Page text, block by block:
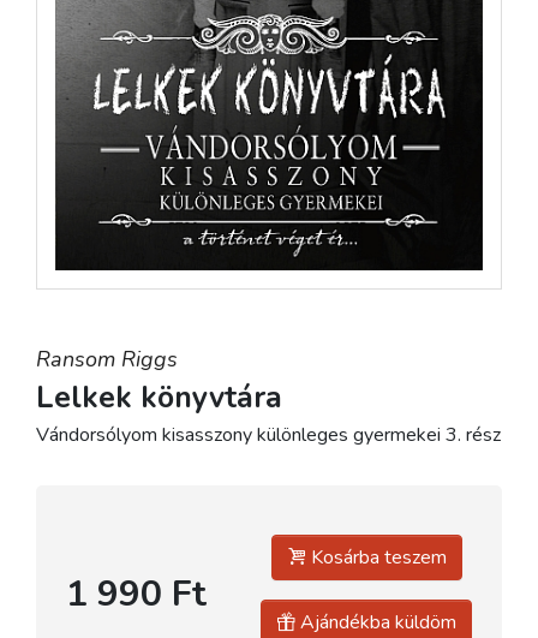
Ransom Riggs
Lelkek könyvtára
Vándorsólyom kisasszony különleges gyermekei 3. rész
1 990 Ft
Kosárba teszem
Ajándékba küldöm